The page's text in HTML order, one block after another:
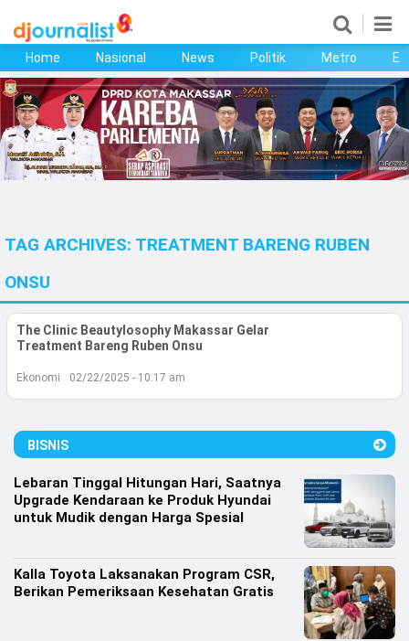
Home
Nasional
News
Metro
Ekonomi
Bisnis
Kesehatan
Olahraga
Bola
Home Nasional News Politik Metro
TAG ARCHIVES: TREATMENT BARENG RUBEN
ONSU
The Clinic Beautylosophy Makassar Gelar
Treatment Bareng Ruben Onsu
Ekonomi 02/22/2025 - 10:17 am
BISNIS
Lebaran Tinggal Hitungan Hari, Saatnya
Upgrade Kendaraan ke Produk Hyundai
untuk Mudik dengan Harga Spesial
Kalla Toyota Laksanakan Program CSR,
Berikan Pemeriksaan Kesehatan Gratis